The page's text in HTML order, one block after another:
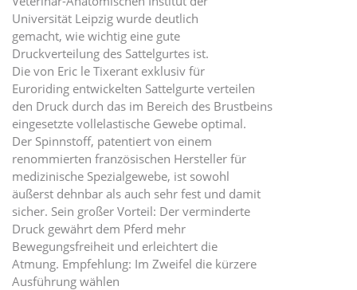
Universität Leipzig wurde deutlich
gemacht, wie wichtig eine gute
Druckverteilung des Sattelgurtes ist.
Die von Eric le Tixerant exklusiv für
Euroriding entwickelten Sattelgurte verteilen
den Druck durch das im Bereich des Brustbeins
eingesetzte vollelastische Gewebe optimal.
Der Spinnstoff, patentiert von einem
renommierten französischen Hersteller für
medizinische Spezialgewebe, ist sowohl
äußerst dehnbar als auch sehr fest und damit
sicher. Sein großer Vorteil: Der verminderte
Druck gewährt dem Pferd mehr
Bewegungsfreiheit und erleichtert die
Atmung. Empfehlung: Im Zweifel die kürzere
Ausführung wählen